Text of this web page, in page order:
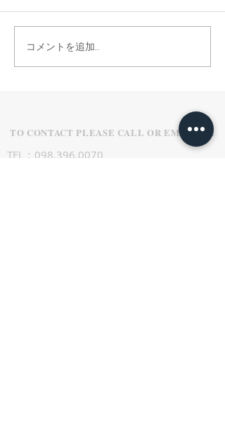
お問い合わせありがとう
ございます。
コメントを追加…
TO CONTACT PLEASE CALL OR EMAIL US:
TEL：098.396.0070